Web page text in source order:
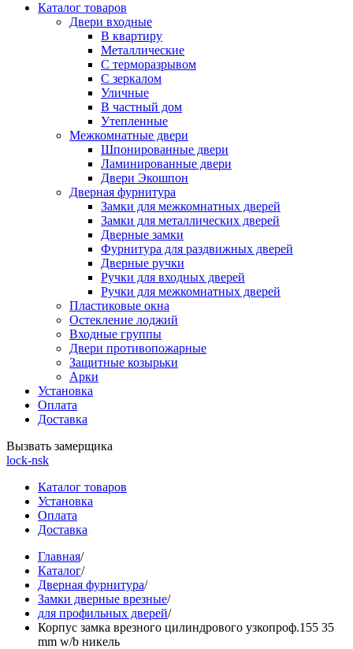
Каталог товаров
Двери входные
В квартиру
Металлические
С терморазрывом
С зеркалом
Уличные
В частный дом
Утепленные
Межкомнатные двери
Шпонированные двери
Ламинированные двери
Двери Экошпон
Дверная фурнитура
Замки для межкомнатных дверей
Замки для металлических дверей
Дверные замки
Фурнитура для раздвижных дверей
Дверные ручки
Ручки для входных дверей
Ручки для межкомнатных дверей
Пластиковые окна
Остекление лоджий
Входные группы
Двери противопожарные
Защитные козырьки
Арки
Установка
Оплата
Доставка
Вызвать замерщика
lock-nsk
Каталог товаров
Установка
Оплата
Доставка
Главная/
Каталог/
Дверная фурнитура/
Замки дверные врезные/
для профильных дверей/
Корпус замка врезного цилиндрового узкопроф.155 35
mm w/b никель